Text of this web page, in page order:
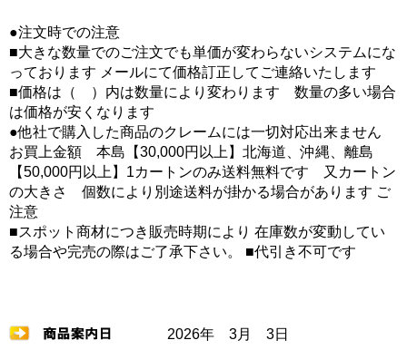
●注文時での注意
■大きな数量でのご注文でも単価が変わらないシステムにな
っております メールにて価格訂正してご連絡いたします
■価格は（ ）内は数量により変わります 数量の多い場合
は価格が安くなります
●他社で購入した商品のクレームには一切対応出来ません
お買上金額 本島【30,000円以上】北海道、沖縄、離島
【50,000円以上】1カートンのみ送料無料です 又カートン
の大きさ 個数により別途送料が掛かる場合があります ご
注意
■スポット商材につき販売時期により 在庫数が変動してい
る場合や完売の際はご了承下さい。 ■代引き不可です
2026年 3月 3日